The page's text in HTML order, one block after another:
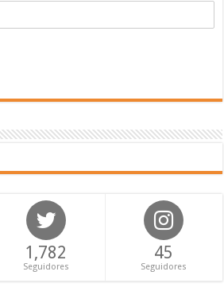
1,782
Seguidores
45
Seguidores